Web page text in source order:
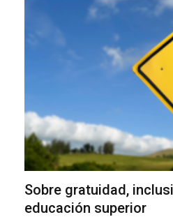
Sobre gratuidad,
educación superior